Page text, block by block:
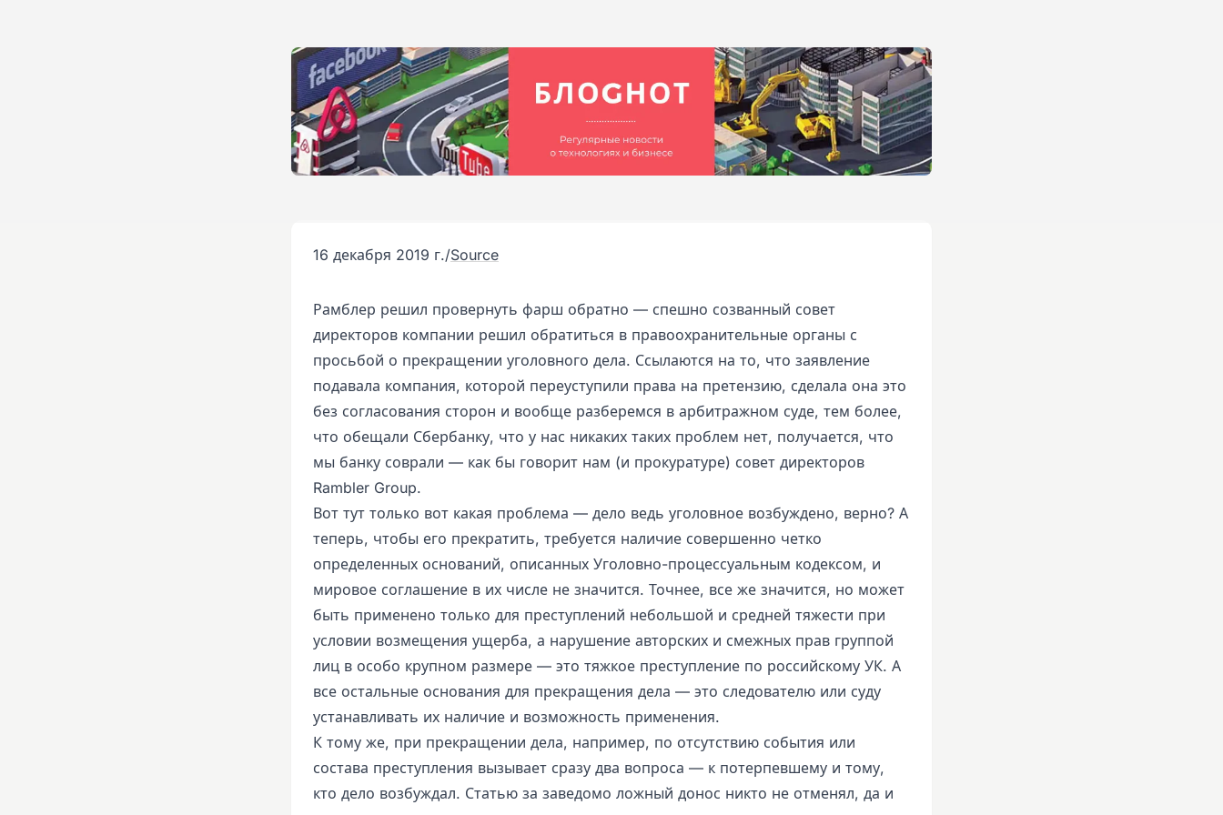
16 декабря 2019 г./Source
Рамблер решил провернуть фарш обратно — спешно созванный совет
директоров компании решил обратиться в правоохранительные органы с
просьбой о прекращении уголовного дела. Ссылаются на то, что заявление
подавала компания, которой переуступили права на претензию, сделала она это
без согласования сторон и вообще разберемся в арбитражном суде, тем более,
что обещали Сбербанку, что у нас никаких таких проблем нет, получается, что
мы банку соврали — как бы говорит нам (и прокуратуре) совет директоров
Rambler Group.
Вот тут только вот какая проблема — дело ведь уголовное возбуждено, верно? А
теперь, чтобы его прекратить, требуется наличие совершенно четко
определенных оснований, описанных Уголовно-процессуальным кодексом, и
мировое соглашение в их числе не значится. Точнее, все же значится, но может
быть применено только для преступлений небольшой и средней тяжести при
условии возмещения ущерба, а нарушение авторских и смежных прав группой
лиц в особо крупном размере — это тяжкое преступление по российскому УК. А
все остальные основания для прекращения дела — это следователю или суду
устанавливать их наличие и возможность применения.
К тому же, при прекращении дела, например, по отсутствию события или
состава преступления вызывает сразу два вопроса — к потерпевшему и тому,
кто дело возбуждал. Статью за заведомо ложный донос никто не отменял, да и